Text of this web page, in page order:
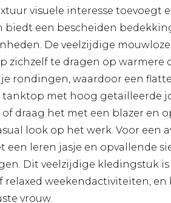
visuele interesse toevoegt
een bescheiden
De veelzijdige
zichzelf te dragen op warmere
rondingen, waardoor een
met hoog getailleerde
draag het met een blazer en
look op het werk. Voor een
leren jasje en opvallende
Dit veelzijdige kledingstuk is
weekendactiviteiten, en
vrouw.